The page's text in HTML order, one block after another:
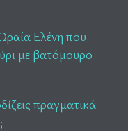
Ελένη που
με βατόμουρο
πραγματικά